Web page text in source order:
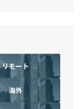
リモート
海外